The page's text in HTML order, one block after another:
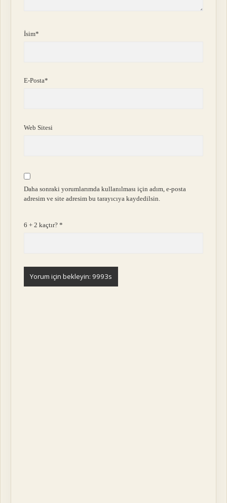
İsim*
E-Posta*
Web Sitesi
Daha sonraki yorumlarımda kullanılması için adım, e-posta
adresim ve site adresim bu tarayıcıya kaydedilsin.
6 + 2 kaçtır?*